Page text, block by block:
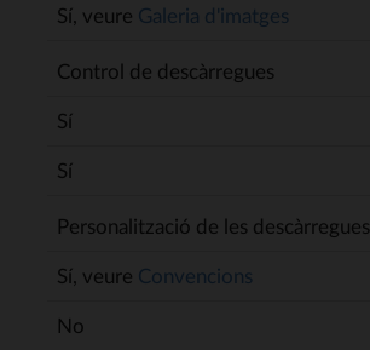
Sí, veure Galeria d'imatges
Control de descàrregues
Sí
Sí
Personalització de les descàrregues
Sí, veure Convencions
No